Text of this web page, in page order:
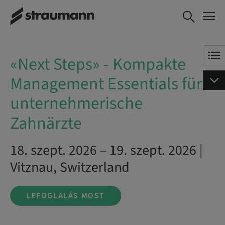
«Next Steps» -
Kompakte
unternehmerische
Zahnärzte
LEFOGLALÁS MOST
«Next Steps» - Kompakte
Management Essentials für
unternehmerische
Zahnärzte
18. szept. 2026 – 19. szept. 2026 |
Vitznau, Switzerland
LEFOGLALÁS MOST